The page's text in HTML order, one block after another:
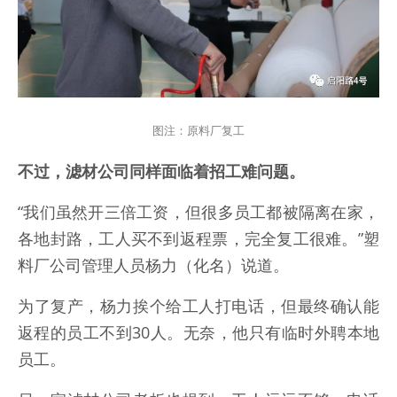
图注：原料厂复工
不过，滤材公司同样面临着招工难问题。
“我们虽然开三倍工资，但很多员工都被隔离在家，
各地封路，工人买不到返程票，完全复工很难。”塑
料厂公司管理人员杨力（化名）说道。
为了复产，杨力挨个给工人打电话，但最终确认能
返程的员工不到30人。无奈，他只有临时外聘本地
员工。